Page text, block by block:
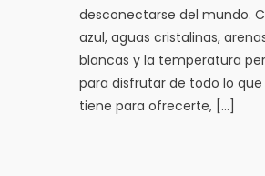
desconectarse del mundo.
azul, aguas cristalinas,
blancas y la temperatura
para disfrutar de todo lo que
tiene para ofrecerte, […]